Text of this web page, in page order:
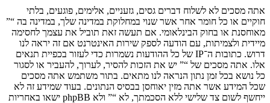
אתה מסכים לא לשלוח דברים גסים, גזעניים, אלימים, פוגעים, בלתי
חוקיים או כל חומר אחר אשר שנוי במחלוקת במדינה שלך, במדינה בה “”
מאוחסנת או בחוק הבינלאומי. אם תעשה זאת תוביל את עצמך לחסימה
מיידית ולצמיתות, עם הודעה לספק שירות האינטרנט אם זה יראה לנו
דרוש. כתובות ה־IP של כל ההודעות נשמרות כדי לעזור בכפיית תנאים
אלו. אתה מסכים של “” יש את הזכות להסיר, לערוך, להעביר או לסגור
כל נושא בכל זמן נתון הנראה לנו מתאים. בתור משתמש אתה מסכים
שכל המידע אשר אתה מזין יאוחסן בבסיס הנתונים. בעוד שמידע זה לא
ייחשף לשום צד שלישי ללא הסכמתך, לא “” ולא phpBB ישאו באחריות